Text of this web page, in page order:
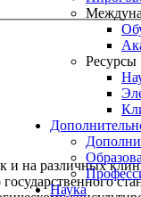
Ресурсы
Наука
на различных